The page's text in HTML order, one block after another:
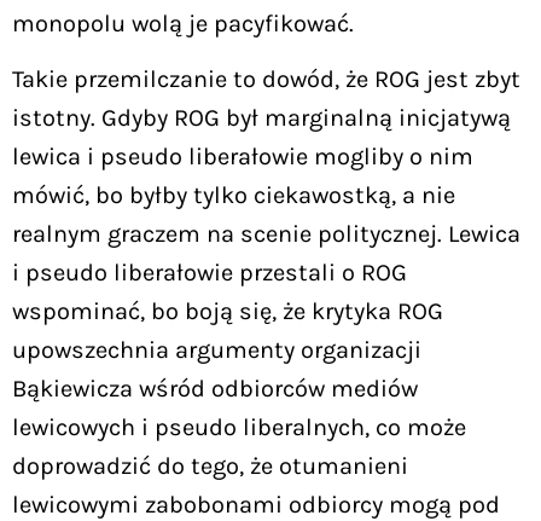
monopolu wolą je pacyfikować.
Takie przemilczanie to dowód, że ROG jest zbyt
istotny. Gdyby ROG był marginalną inicjatywą
lewica i pseudo liberałowie mogliby o nim
mówić, bo byłby tylko ciekawostką, a nie
realnym graczem na scenie politycznej. Lewica
i pseudo liberałowie przestali o ROG
wspominać, bo boją się, że krytyka ROG
upowszechnia argumenty organizacji
Bąkiewicza wśród odbiorców mediów
lewicowych i pseudo liberalnych, co może
doprowadzić do tego, że otumanieni
lewicowymi zabobonami odbiorcy mogą pod